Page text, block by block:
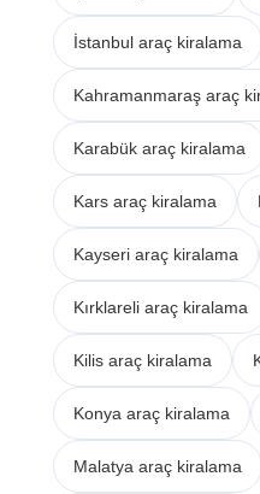
İstanbul araç kiralama
Kahramanmaraş araç
Karabük araç kiralama
Kars araç kiralama
Kayseri araç kiralama
Kırklareli araç kiralama
Kilis araç kiralama
Konya araç kiralama
Malatya araç kiralama